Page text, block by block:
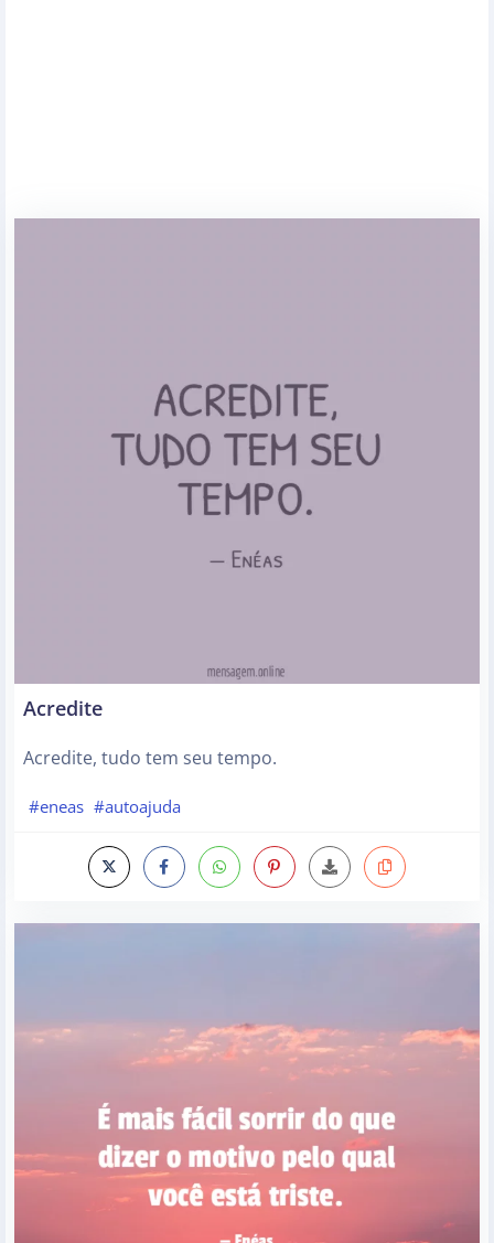
Acredite
Acredite, tudo tem seu tempo.
#eneas #autoajuda